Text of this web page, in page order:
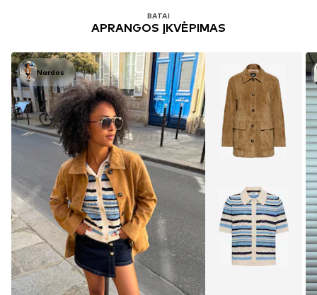
BATAI
APRANGOS ĮKVĖPIMAS
Nardos